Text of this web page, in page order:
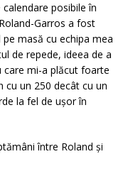
posibile în
Garros a fost
masă cu echipa mea
de repede, ideea de a
care mi-a plăcut foarte
cu un 250 decât cu un
la fel de ușor în
între Roland și